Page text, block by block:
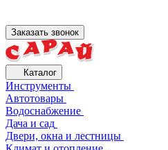
Заказать звонок
Каталог
Инструменты
Автотовары
Водоснабжение
Дача и сад
Двери, окна и лестницы